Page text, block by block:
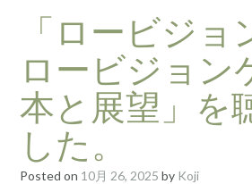
「ロービジョ
ロービジョン
本と展望」を
した。
Posted on 10月 26, 2025 by Koji